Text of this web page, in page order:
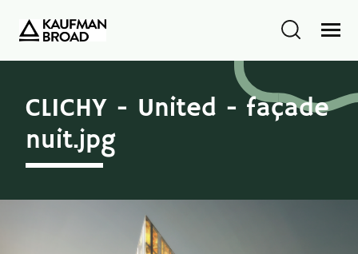
CLICHY - United - façade
nuit.jpg